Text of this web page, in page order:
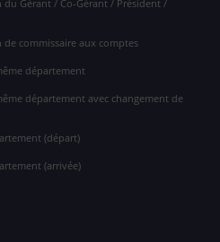
Gérant / Co-Gérant / Président /
commissaire aux comptes
département
département avec changement de
(départ)
(arrivée)